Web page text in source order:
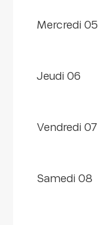
mercredi 05
jeudi 06
vendredi 07
samedi 08